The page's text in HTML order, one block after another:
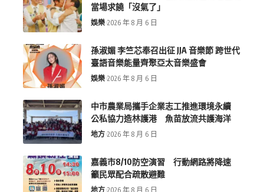
當場求饒「沒氣了」
娛樂 2026 年 8 月 6 日
孫淑媚 李竺芯奉召出征 JJA 音樂節 跨世代
臺語音樂能量齊聚亞太音樂盛會
娛樂 2026 年 8 月 6 日
中市農業局攜手企業志工推進環境永續
公私協力造林護港 魚苗放流共護海洋
地方 2026 年 8 月 6 日
嘉義市8/10防空演習 行動網路將降速
籲民眾配合疏散避難
地方 2026 年 8 月 6 日